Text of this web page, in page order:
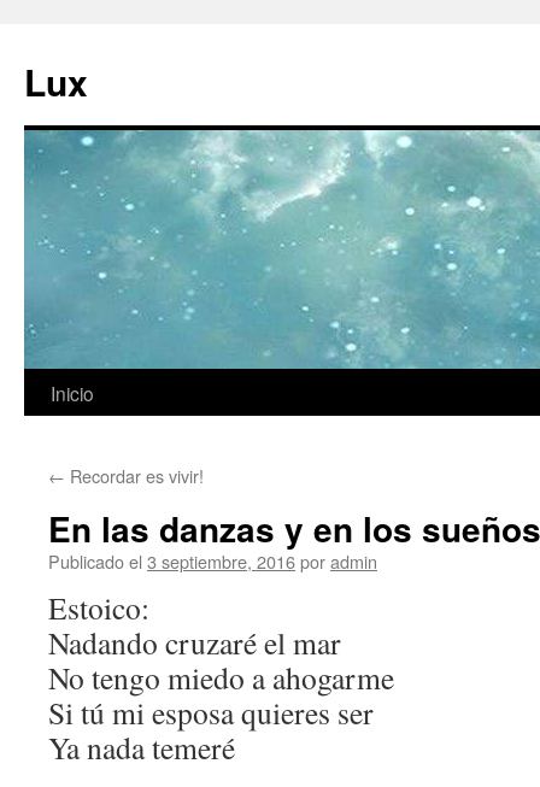
contenido
Lux
Inicio
← Recordar es vivir!
En las danzas y en los sueños
Publicado el 3 septiembre, 2016poradmin
Estoico:
Nadando cruzaré el mar
No tengo miedo a ahogarme
Si tú mi esposa quieres ser
Ya nada temeré